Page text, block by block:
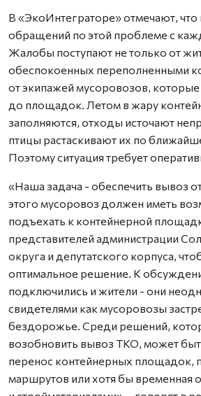
В «ЭкоИнтеграторе» отмечают, что
обращений по этой проблеме с
Жалобы поступают не только от
обеспокоенных переполненными
от экипажей мусоровозов, которые
до площадок. Летом в жару
заполняются, отходы источают
птицы растаскивают их по
Поэтому ситуация требует
«Наша задача - обеспечить вывоз
этого мусоровоз должен иметь
подъехать к контейнерной
представителей администрации
округа и депутатского корпуса,
оптимальное решение. К
подключились и жители - они
свидетелями как мусоровозы
бездорожье. Среди решений,
возобновить вывоз ТКО, может
перенос контейнерных площадок,
маршрутов или хотя бы временная